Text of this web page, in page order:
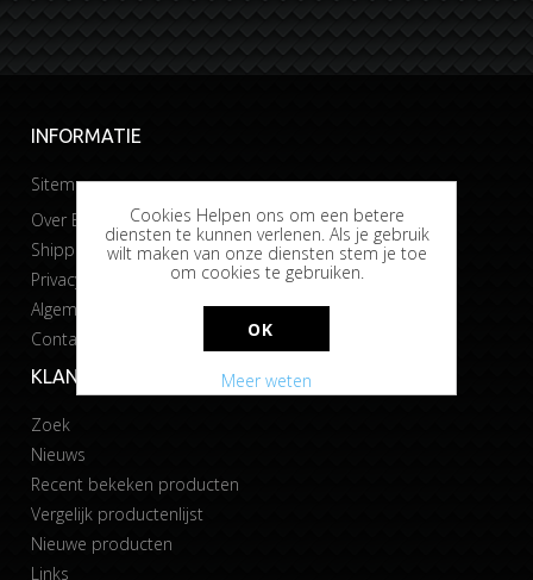
INFORMATIE
Sitemap
Over Bobtuning
Shipping & returns
Privacy & Cookies
Algemene voorwaarden
Contact
KLANTENSERVICE
Zoek
Nieuws
Recent bekeken producten
Vergelijk productenlijst
Nieuwe producten
Links
Cookies Helpen ons om een betere
diensten te kunnen verlenen. Als je gebruik
wilt maken van onze diensten stem je toe
om cookies te gebruiken.
OK
Meer weten